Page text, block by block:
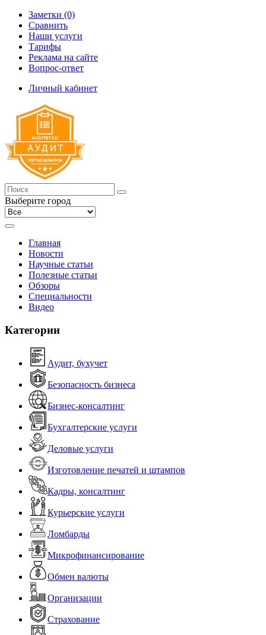
Заметки (0)
Сравнить
Наши услуги
Тарифы
Реклама на сайте
Вопрос-ответ
Личный кабинет
Выберите город
Главная
Новости
Научные статьи
Полезные статьи
Обзоры
Специальности
Видео
Категории
Аудит, бухучет
Безопасность бизнеса
Бизнес-консалтинг
Бухгалтерские услуги
Деловые услуги
Изготовление печатей и штампов
Кадры, консалтинг
Курьерские услуги
Ломбарды
Микрофинансирование
Обмен валюты
Организации
Страхование